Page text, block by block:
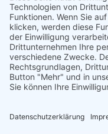
Kontakt
sekretariat@gymbruvi.de